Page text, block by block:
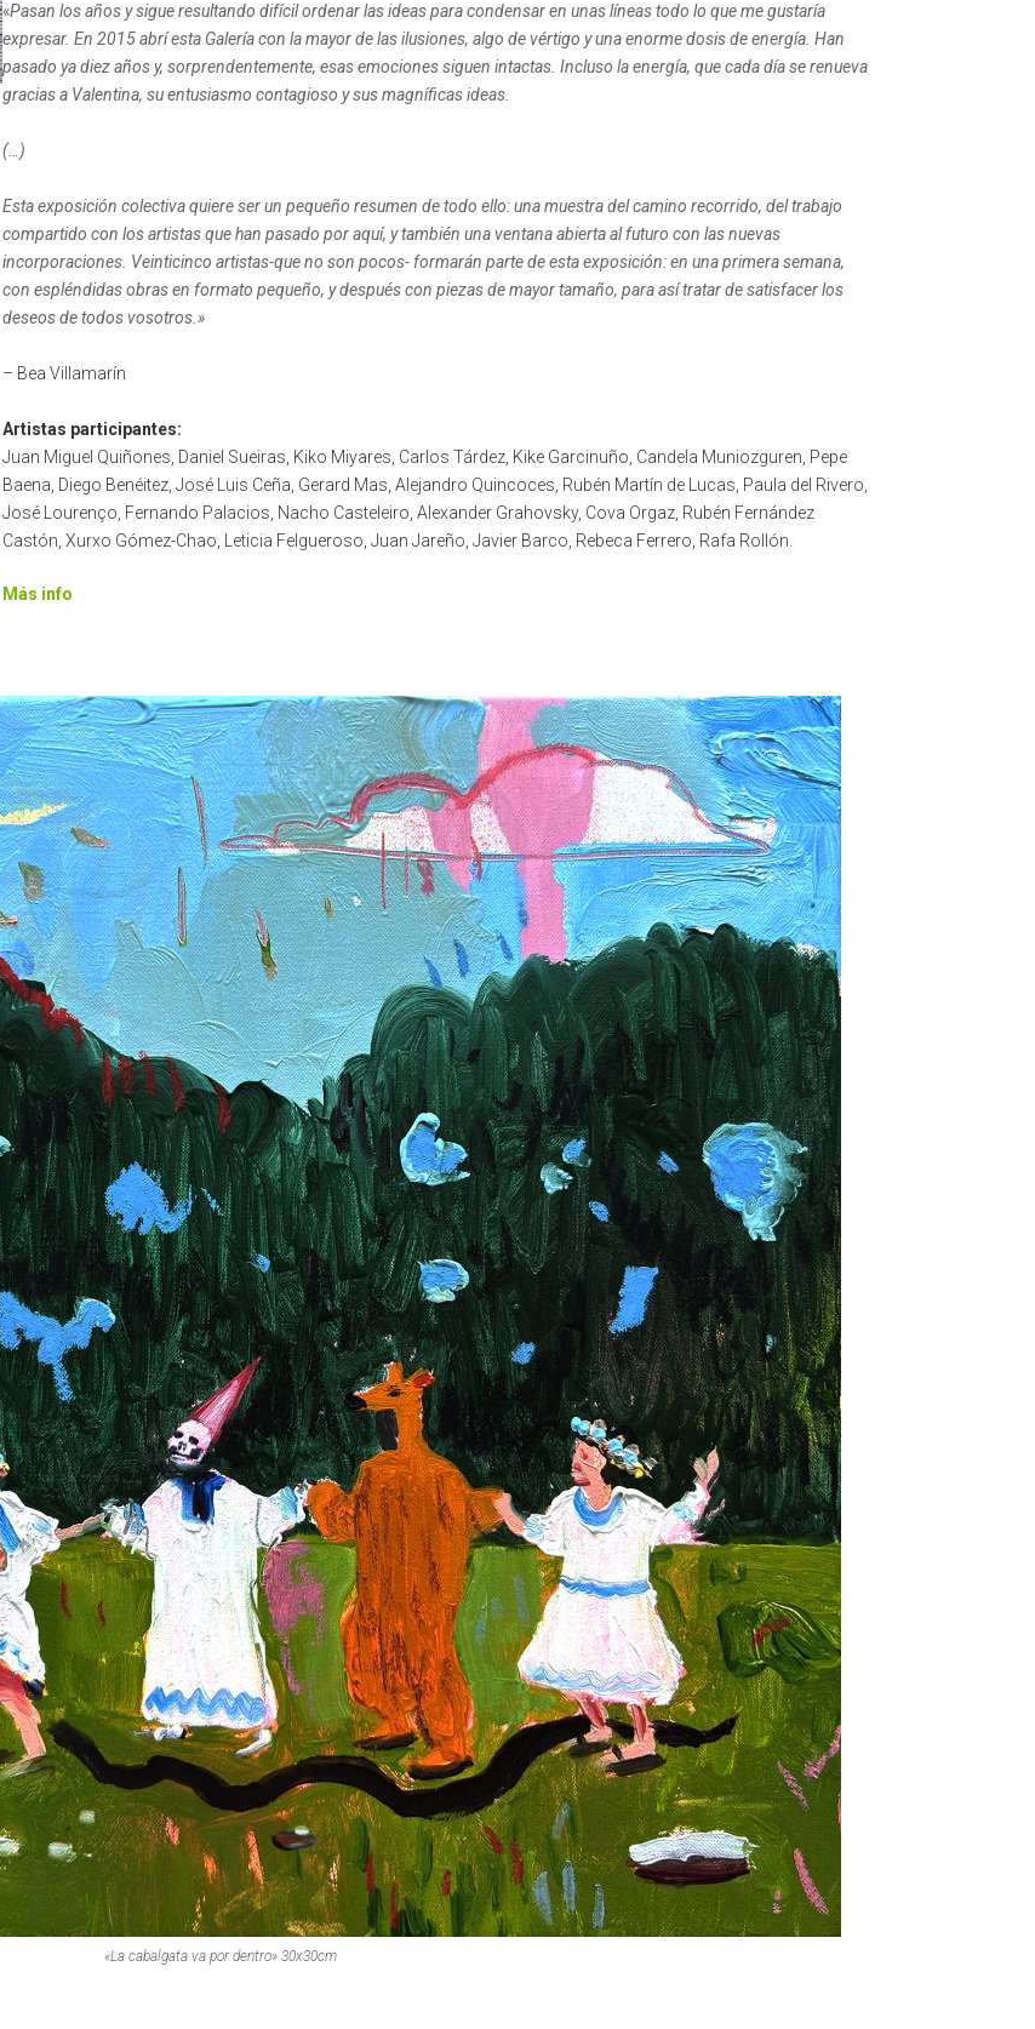
«Pasan los años y sigue resultando difícil ordenar las ideas para condensar en unas líneas todo lo que me gustaría
expresar. En 2015 abrí esta Galería con la mayor de las ilusiones, algo de vértigo y una enorme dosis de energía. Han
pasado ya diez años y, sorprendentemente, esas emociones siguen intactas. Incluso la energía, que cada día se renueva
gracias a Valentina, su entusiasmo contagioso y sus magníficas ideas.
(…)
Esta exposición colectiva quiere ser un pequeño resumen de todo ello: una muestra del camino recorrido, del trabajo
compartido con los artistas que han pasado por aquí, y también una ventana abierta al futuro con las nuevas
incorporaciones. Veinticinco artistas-que no son pocos- formarán parte de esta exposición: en una primera semana,
con espléndidas obras en formato pequeño, y después con piezas de mayor tamaño, para así tratar de satisfacer los
deseos de todos vosotros.»
– Bea Villamarín
Artistas participantes:
Juan Miguel Quiñones, Daniel Sueiras, Kiko Miyares, Carlos Tárdez, Kike Garcinuño, Candela Muniozguren, Pepe
Baena, Diego Benéitez, José Luis Ceña, Gerard Mas, Alejandro Quincoces, Rubén Martín de Lucas, Paula del Rivero,
José Lourenço, Fernando Palacios, Nacho Casteleiro, Alexander Grahovsky, Cova Orgaz, Rubén Fernández
Castón, Xurxo Gómez-Chao, Leticia Felgueroso, Juan Jareño, Javier Barco, Rebeca Ferrero, Rafa Rollón.
Más info
«La cabalgata va por dentro» 30x30cm